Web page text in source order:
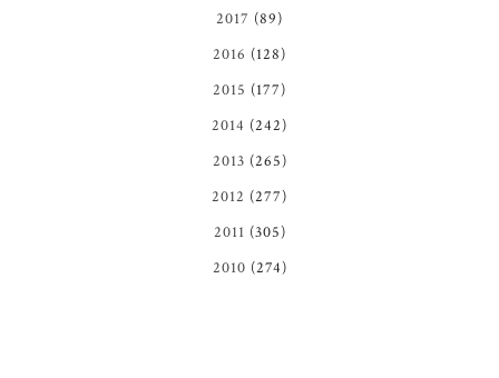
2017 (89)
2016 (128)
2015 (177)
2014 (242)
2013 (265)
2012 (277)
2011 (305)
2010 (274)